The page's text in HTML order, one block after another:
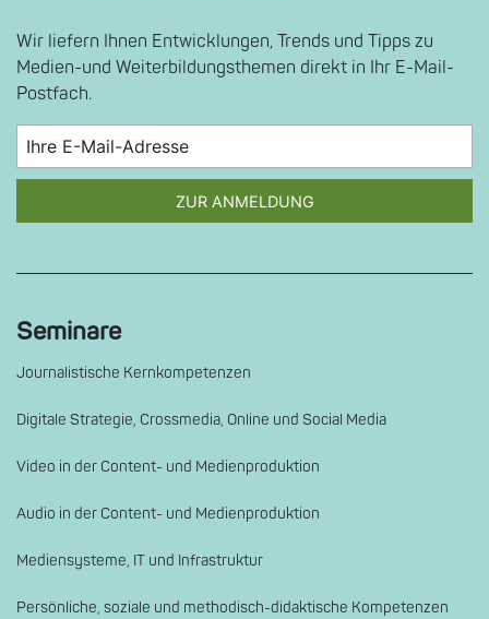
Wir liefern Ihnen Entwicklungen, Trends und Tipps zu
Medien-und Weiterbildungsthemen direkt in Ihr E-Mail-
Postfach.
ZUR ANMELDUNG
Seminare
Journalistische Kernkompetenzen
Digitale Strategie, Crossmedia, Online und Social Media
Video in der Content- und Medienproduktion
Audio in der Content- und Medienproduktion
Mediensysteme, IT und Infrastruktur
Persönliche, soziale und methodisch-didaktische Kompetenzen